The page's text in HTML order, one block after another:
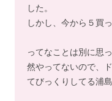
した。
しかし、今から５買
ってなことは別に思
然やってないので、
てびっくりしてる浦